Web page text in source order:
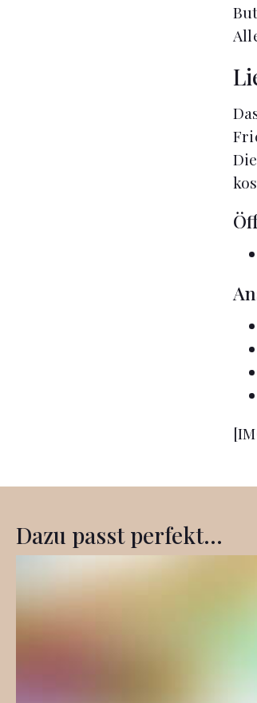
Dazu passt perfekt...